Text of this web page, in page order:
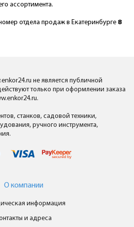
ассортимента.
отдела продаж в Екатеринбурге 8
не является публичной
только при оформлении заказа
станков, садовой техники,
ручного инструмента,
О компании
информация
и адреса